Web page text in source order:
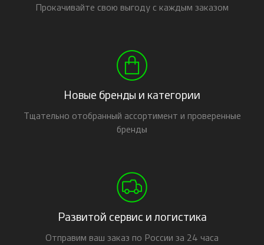
Прокачивайте свою выгоду с каждым заказом
Новые бренды и категории
Тщательно отобранный ассортимент и проверенные
бренды
Развитой сервис и логистика
Отправим ваш заказ по России за 24 часа